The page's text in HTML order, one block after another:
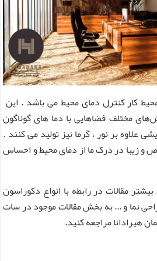
کار کنترل دمای محیط می باشد . این
مختلف فضاهایی با دما های گوناگون
علاوه بر نور ، گرما نیز تولید می کنند .
و زیبا در درک ما از دمای محیط و احساس
مقالات در رابطه با انواع دکوراسون
نما و ... به بخش مقالات موجود در سات
هیرادانا مراجعه کنید.